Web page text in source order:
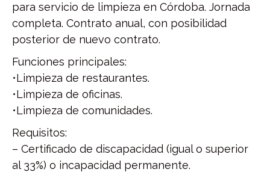
para servicio de limpieza en Córdoba. Jornada
completa. Contrato anual, con posibilidad
posterior de nuevo contrato.
Funciones principales:
•Limpieza de restaurantes.
•Limpieza de oficinas.
•Limpieza de comunidades.
Requisitos:
– Certificado de discapacidad (igual o superior
al 33%) o incapacidad permanente.